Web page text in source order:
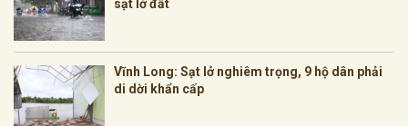
sạt lở đất
Vĩnh Long: Sạt lở nghiêm trọng, 9 hộ dân phải
di dời khẩn cấp